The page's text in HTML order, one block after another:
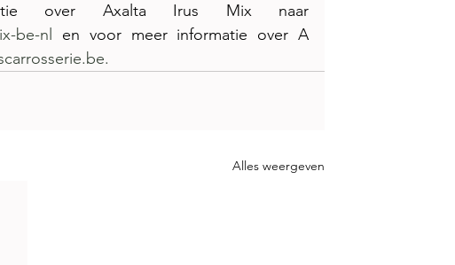
be-nl
en voor meer informatie over A
Alles weergeven